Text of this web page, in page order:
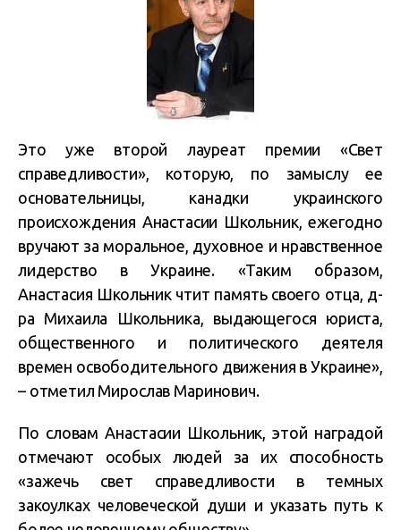
Это уже второй лауреат премии «Свет
справедливости», которую, по замыслу ее
основательницы, канадки украинского
происхождения Анастасии Школьник, ежегодно
вручают за моральное, духовное и нравственное
лидерство в Украине. «Таким образом,
Анастасия Школьник чтит память своего отца, д-
ра Михаила Школьника, выдающегося юриста,
общественного и политического деятеля
времен освободительного движения в Украине»,
– отметил Мирослав Маринович.
По словам Анастасии Школьник, этой наградой
отмечают особых людей за их способность
«зажечь свет справедливости в темных
закоулках человеческой души и указать путь к